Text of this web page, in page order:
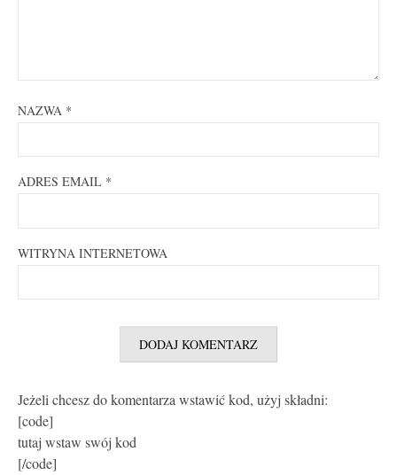
NAZWA *
ADRES EMAIL *
WITRYNA INTERNETOWA
Jeżeli chcesz do komentarza wstawić kod, użyj składni:
[code]
tutaj wstaw swój kod
[/code]